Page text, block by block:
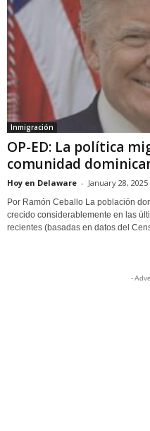
Inmigración
OP-ED: La política
comunidad
Hoy en Delaware - January 28, 2025
Por Ramón Ceballo La población
crecido considerablemente en las
recientes (basadas en datos del
-